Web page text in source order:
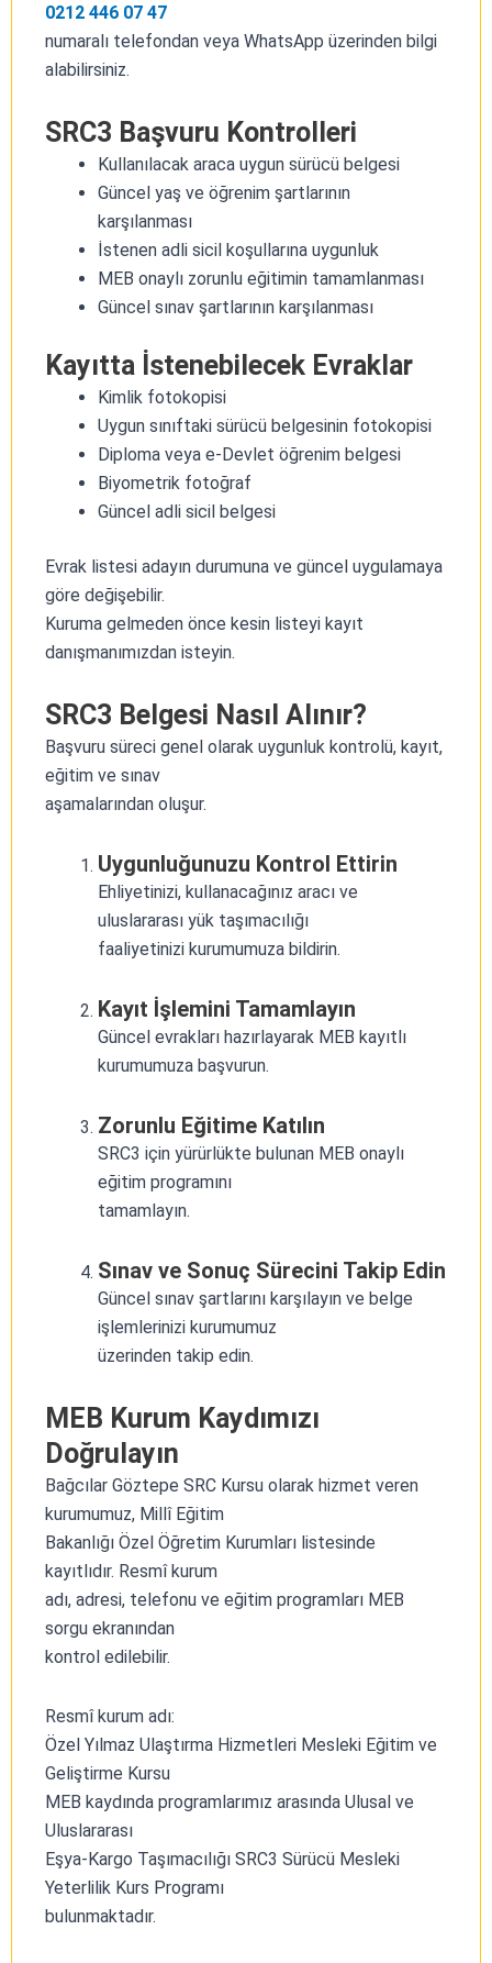
0212 446 07 47
numaralı telefondan veya WhatsApp üzerinden bilgi
alabilirsiniz.
SRC3 Başvuru Kontrolleri
Kullanılacak araca uygun sürücü belgesi
Güncel yaş ve öğrenim şartlarının
karşılanması
İstenen adli sicil koşullarına uygunluk
MEB onaylı zorunlu eğitimin tamamlanması
Güncel sınav şartlarının karşılanması
Kayıtta İstenebilecek Evraklar
Kimlik fotokopisi
Uygun sınıftaki sürücü belgesinin fotokopisi
Diploma veya e-Devlet öğrenim belgesi
Biyometrik fotoğraf
Güncel adli sicil belgesi
Evrak listesi adayın durumuna ve güncel uygulamaya
göre değişebilir.
Kuruma gelmeden önce kesin listeyi kayıt
danışmanımızdan isteyin.
SRC3 Belgesi Nasıl Alınır?
Başvuru süreci genel olarak uygunluk kontrolü, kayıt,
eğitim ve sınav
aşamalarından oluşur.
Uygunluğunuzu Kontrol Ettirin
Ehliyetinizi, kullanacağınız aracı ve
uluslararası yük taşımacılığı
faaliyetinizi kurumumuza bildirin.
Kayıt İşlemini Tamamlayın
Güncel evrakları hazırlayarak MEB kayıtlı
kurumumuza başvurun.
Zorunlu Eğitime Katılın
SRC3 için yürürlükte bulunan MEB onaylı
eğitim programını
tamamlayın.
Sınav ve Sonuç Sürecini Takip Edin
Güncel sınav şartlarını karşılayın ve belge
işlemlerinizi kurumumuz
üzerinden takip edin.
MEB Kurum Kaydımızı
Doğrulayın
Bağcılar Göztepe SRC Kursu olarak hizmet veren
kurumumuz, Millî Eğitim
Bakanlığı Özel Öğretim Kurumları listesinde
kayıtlıdır. Resmî kurum
adı, adresi, telefonu ve eğitim programları MEB
sorgu ekranından
kontrol edilebilir.
Resmî kurum adı:
Özel Yılmaz Ulaştırma Hizmetleri Mesleki Eğitim ve
Geliştirme Kursu
MEB kaydında programlarımız arasında Ulusal ve
Uluslararası
Eşya-Kargo Taşımacılığı SRC3 Sürücü Mesleki
Yeterlilik Kurs Programı
bulunmaktadır.